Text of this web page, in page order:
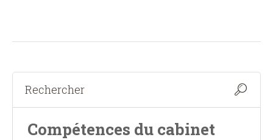
Compétences du cabinet